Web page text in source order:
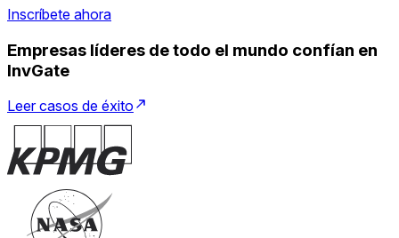
Inscríbete ahora
Empresas líderes de todo el mundo confían en
InvGate
Leer casos de éxito